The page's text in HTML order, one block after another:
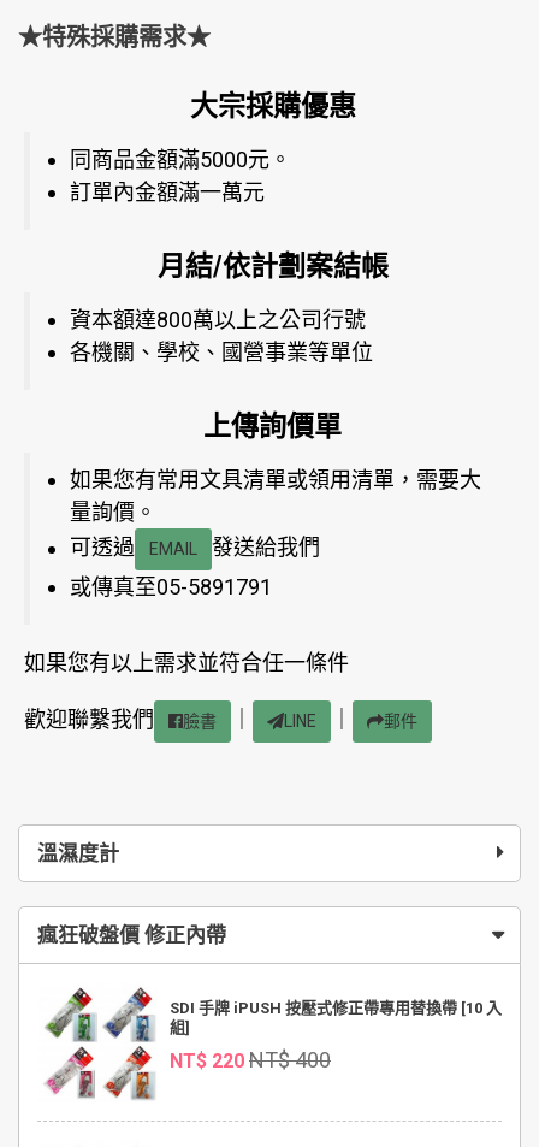
溫濕度計
瘋狂破盤價 修正內帶
SDI 手牌 iPUSH 按壓式修正帶專用替換帶 [10 入
組]
NT$ 220 NT$ 400
★特殊採購需求★
大宗採購優惠
同商品金額滿5000元。
訂單內金額滿一萬元
月結/依計劃案結帳
資本額達800萬以上之公司行號
各機關、學校、國營事業等單位
上傳詢價單
如果您有常用文具清單或領用清單，需要大
量詢價。
可透過
EMAIL
發送給我們
或傳真至05-5891791
如果您有以上需求並符合任一條件
歡迎聯繫我們 臉書 LINE 郵件